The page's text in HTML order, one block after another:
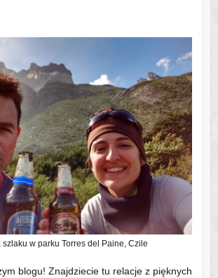
szlaku w parku Torres del Paine, Czile
blogu! Znajdziecie tu relacje z pięknych